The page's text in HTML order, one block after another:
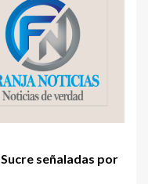
señaladas por